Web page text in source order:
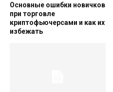
Основные ошибки новичков
при торговле
криптофьючерсами и как их
избежать